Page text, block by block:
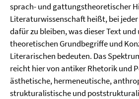
sprach- und gattungstheoretischer
Literaturwissenschaft heißt, bei
dafür zu bleiben, was dieser Text
theoretischen Grundbegriffe und
Literarischen bedeuten. Das
reicht hier von antiker Rhetorik und
ästhetische, hermeneutische,
strukturalistische und